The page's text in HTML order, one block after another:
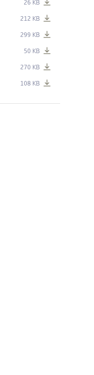
26 KB
212 KB
299 KB
50 KB
270 KB
108 KB